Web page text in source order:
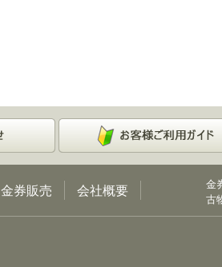
金券販売 会社概要 金
古